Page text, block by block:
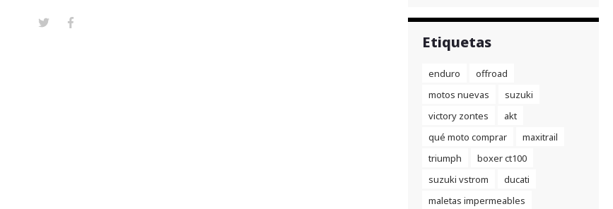
Etiquetas
enduro
offroad
motos nuevas
suzuki
victory zontes
akt
qué moto comprar
maxitrail
triumph
boxer ct100
suzuki vstrom
ducati
maletas impermeables